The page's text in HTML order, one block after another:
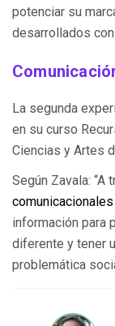
potenciar su
desarrollados
La segunda
en su curso
Ciencias y Artes
Según Zavala:
comunicacionales
información para
diferente y tener
problemática